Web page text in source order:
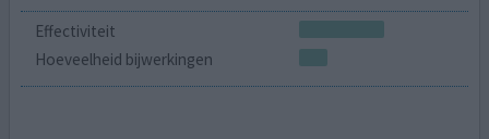
Effectiviteit
Hoeveelheid bijwerkingen